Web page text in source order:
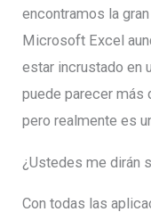
encontramos la
Microsoft Excel
estar incrustado en
puede parecer más
pero realmente es
¿Ustedes me dirán
Con todas las